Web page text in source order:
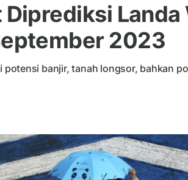
Diprediksi Landa
2023
potensi banjir, tanah longsor, bahkan